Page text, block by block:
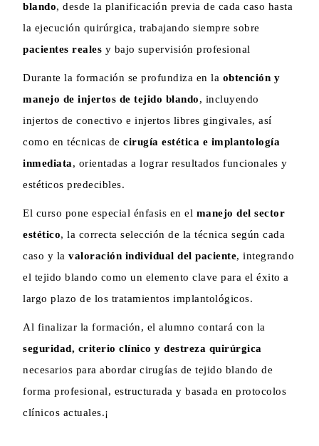
blando, desde la planificación previa de cada caso hasta
la ejecución quirúrgica, trabajando siempre sobre
pacientes reales y bajo supervisión profesional
Durante la formación se profundiza en la obtención y
manejo de injertos de tejido blando, incluyendo
injertos de conectivo e injertos libres gingivales, así
como en técnicas decirugía estética e implantología
inmediata, orientadas a lograr resultados funcionales y
estéticos predecibles.
El curso pone especial énfasis en el manejo del sector
estético, la correcta selección de la técnica según cada
caso y lavaloración individual del paciente, integrando
el tejido blando como un elemento clave para el éxito a
largo plazo de los tratamientos implantológicos.
Al finalizar la formación, el alumno contará con la
seguridad, criterio clínico y destreza quirúrgica
necesarios para abordar cirugías de tejido blando de
forma profesional, estructurada y basada en protocolos
clínicos actuales.¡